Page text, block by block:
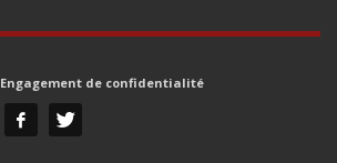
Engagement de confidentialité